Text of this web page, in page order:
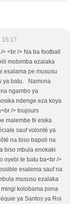
15:17
<br /> Na ba football
mobimba ezalaka
esalama pe mususu
ya batu. Namona
ngambo ya
ndenge eza koya
/> toujours
malembe tii esika
sauf volonté ya
na biso bapoli na
biso mbula enokaki
oyebi te batu ba<br />
esalema sauf na
mususu ezalaka
kolobama pona
ya Santos ya Roi